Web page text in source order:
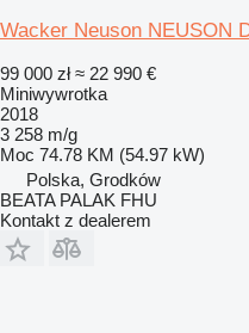
Wacker Neuson NEUSON
99 000 zł ≈ 22 990 €
Miniwywrotka
2018
3 258 m/g
Moc 74.78 KM (54.97 kW)
Polska, Grodków
BEATA PALAK FHU
Kontakt z dealerem